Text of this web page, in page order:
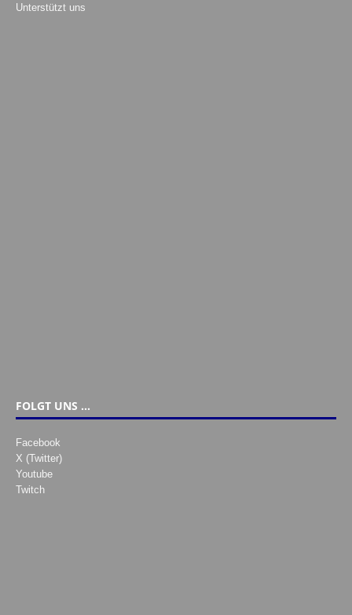
Unterstützt uns
FOLGT UNS …
Facebook
X (Twitter)
Youtube
Twitch